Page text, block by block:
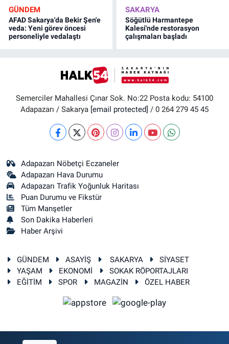
GÜNDEM
AFAD Sakarya'da Bekir Şen'e
veda: Yeni görev öncesi
personeliyle vedalaştı
SAKARYA
Söğütlü Harmantepe
Kalesi'nde restorasyon
çalışmaları başladı
Semerciler Mahallesi Çınar Sok. No:22 Posta kodu: 54100
Adapazarı / Sakarya [email protected] / 0 264 279 45 45
Adapazarı Nöbetçi Eczaneler
Adapazarı Hava Durumu
Adapazarı Trafik Yoğunluk Haritası
Puan Durumu ve Fikstür
Tüm Manşetler
Son Dakika Haberleri
Haber Arşivi
GÜNDEM ASAYİŞ SAKARYA
SİYASET
YAŞAM
EKONOMİ
SOKAK RÖPORTAJLARI
EĞİTİM
SPOR MAGAZİN ÖZEL HABER